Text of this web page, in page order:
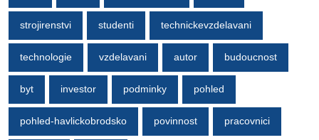
strojirenstvi studenti technickevzdelavani
technologie vzdelavani autor budoucnost
byt investor podminky pohled
pohled-havlickobrodsko povinnost pracovnici